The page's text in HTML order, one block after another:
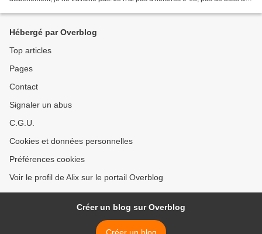
Hébergé par Overblog
Top articles
Pages
Contact
Signaler un abus
C.G.U.
Cookies et données personnelles
Préférences cookies
Voir le profil de Alix sur le portail Overblog
Créer un blog sur Overblog